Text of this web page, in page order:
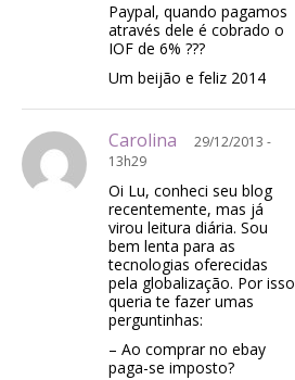
Paypal, quando pagamos
através dele é cobrado o
IOF de 6% ???
Um beijão e feliz 2014
Carolina
29/12/2013 -
13h29
Oi Lu, conheci seu blog
recentemente, mas já
virou leitura diária. Sou
bem lenta para as
tecnologias oferecidas
pela globalização. Por isso
queria te fazer umas
perguntinhas:
– Ao comprar no ebay
paga-se imposto?